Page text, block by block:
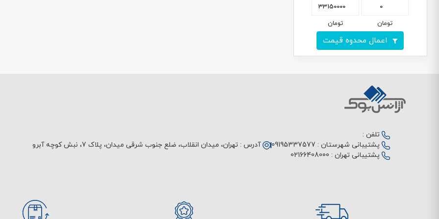
تومان تومان
اعمال محدوه قیمت
تلفن :
پشتیبانی شهرستان : 09195337577
پشتیبانی تهران : 02166408000
آدرس : تهران، میدان انقلاب، ضلع جنوب شرقی میدان، پلاک 7، نبش کوچه آبرو